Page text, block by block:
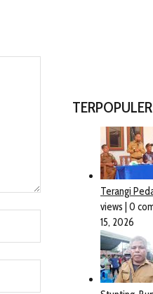
TERPOPULER